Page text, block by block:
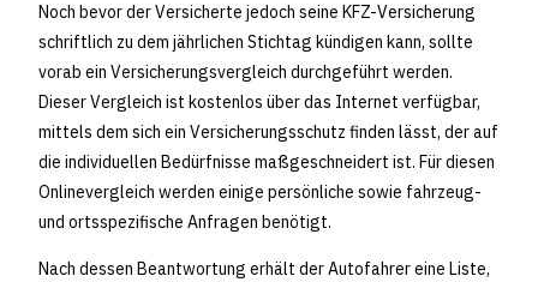
Noch bevor der Versicherte jedoch seine KFZ-Versicherung
schriftlich zu dem jährlichen Stichtag kündigen kann, sollte
vorab ein Versicherungsvergleich durchgeführt werden.
Dieser Vergleich ist kostenlos über das Internet verfügbar,
mittels dem sich ein Versicherungsschutz finden lässt, der auf
die individuellen Bedürfnisse maßgeschneidert ist. Für diesen
Onlinevergleich werden einige persönliche sowie fahrzeug-
und ortsspezifische Anfragen benötigt.
Nach dessen Beantwortung erhält der Autofahrer eine Liste,